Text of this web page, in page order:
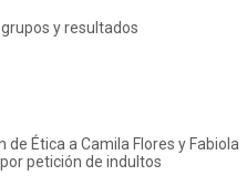
y resultados
Ética a Camila Flores y Fabiola
petición de indultos